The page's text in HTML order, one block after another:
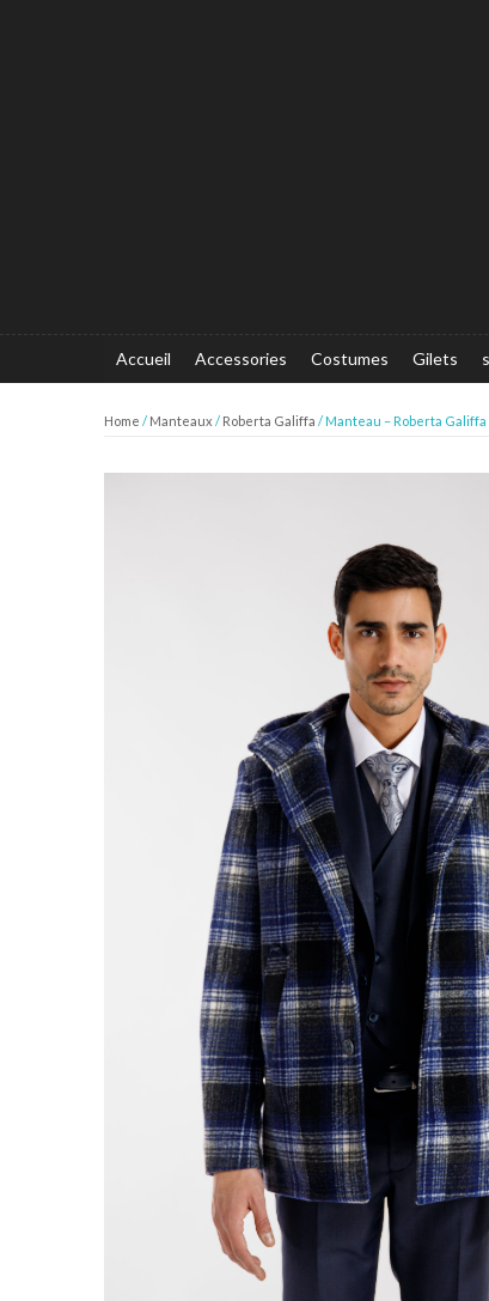
Accueil Accessories Costumes Gilets
Home / Manteaux / Roberta Galiffa / Manteau – Roberta Galiffa